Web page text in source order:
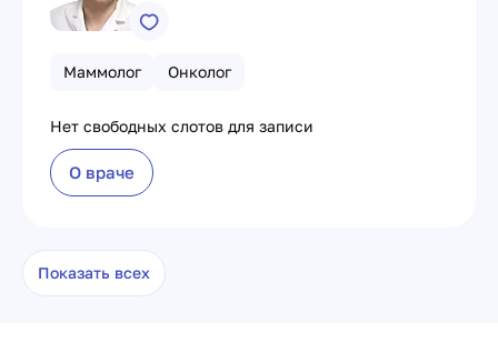
Маммолог Онколог
Нет свободных слотов для записи
О враче
Показать всех